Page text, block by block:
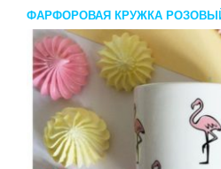
ФАРФОРОВАЯ КРУЖКА